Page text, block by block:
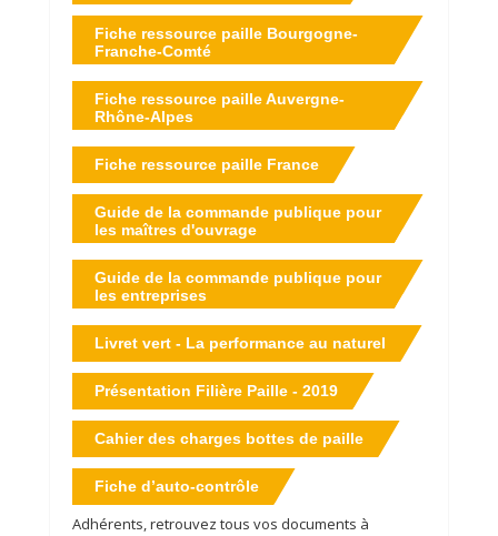
Vous vous posez des questions sur la construction
paille ? Rendez-vous sur notre page
FAQ / Questions
pratiques
Fiche ressource paille Bourgogne-
Franche-Comté
Fiche ressource paille Auvergne-
Rhône-Alpes
Fiche ressource paille France
Guide de la commande publique pour
les maîtres d'ouvrage
Guide de la commande publique pour
les entreprises
Livret vert - La performance au naturel
Présentation Filière Paille - 2019
Cahier des charges bottes de paille
Fiche d’auto-contrôle
Adhérents, retrouvez tous vos documents à